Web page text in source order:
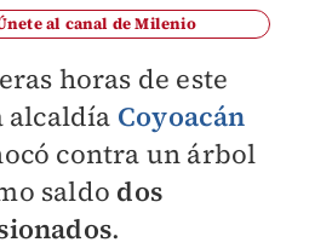
al canal de Milenio
horas de este
alcaldía Coyoacán
contra un árbol
saldo dos
.